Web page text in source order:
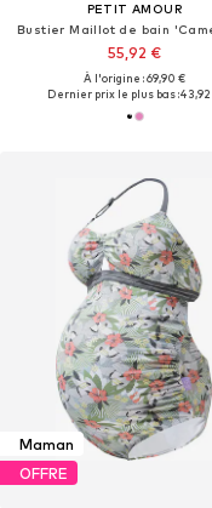
PETIT AMOUR
Bustier Maillot de bain
55,92 €
À l'origine : 69,90 €
Dernier prix le plus bas :
Maman
OFFRE